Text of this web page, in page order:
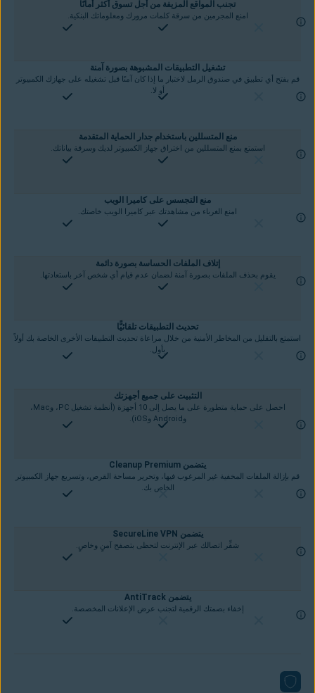
تجنب المواقع المزيفة من أجل تسوق أكثر أمانًا
امنع المجرمين من سرقة كلمات مرورك ومعلوماتك البنكية.
تشغيل التطبيقات المشبوهة بصورة آمنة
قم بفتح أي تطبيق في صندوق الرمل لاختبار ما إذا كان آمنًا قبل تشغيله على جهازك الكمبيوتر
أو لا.
منع المتسللين باستخدام جدار الحماية المتقدمة
استمتع بمنع المتسللين من اختراق جهاز الكمبيوتر لديك وسرقة بياناتك.
منع التجسس على كاميرا الويب
امنع الغرباء من مشاهدتك عبر كاميرا الويب خاصتك.
إتلاف الملفات الحساسة بصورة دائمة
يقوم بحذف الملفات بصورة آمنة لضمان عدم قيام أي شخص آخر باستعادتها.
تحديث التطبيقات تلقائيًّا
استمتع بالتقليل من المخاطر الأمنية من خلال مراعاة تحديث التطبيقات الأخرى الخاصة بك أولاً
بأول.
التثبيت على جميع أجهزتك
احصل على حماية متطورة على ما يصل إلى 10 أجهزة (أنظمة تشغيل PC، وMac،
وAndroid وiOS).
يتضمن Cleanup Premium
قم بإزالة الملفات المخفية غير المرغوب فيها، وتحرير مساحة القرص، وتسريع جهاز الكمبيوتر
الخاص بك.
يتضمن SecureLine VPN
شفِّر اتصالك عبر الإنترنت لتحظى بتصفح آمنٍ وخاصٍ.
يتضمن AntiTrack
إخفاء بصمتك الرقمية لتجنب عرض الإعلانات المخصصة.